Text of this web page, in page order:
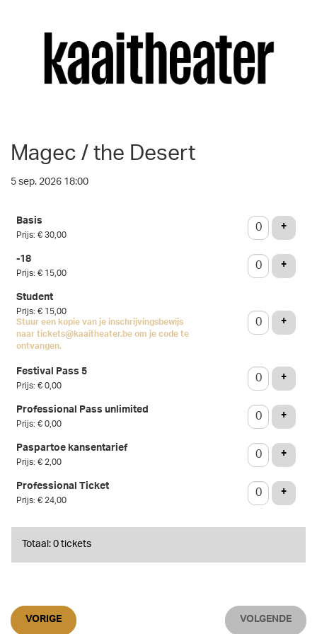
Magec / the Desert
5 sep. 2026 18:00
Basis
Prijs: € 30,00 +
-18
Prijs: € 15,00 +
Student
Prijs: € 15,00
Stuur een kopie van je inschrijvingsbewijs
naar tickets@kaaitheater.be om je code te
ontvangen.
+
Festival Pass 5
Prijs: € 0,00 +
Professional Pass unlimited
Prijs: € 0,00 +
Paspartoe kansentarief
Prijs: € 2,00 +
Professional Ticket
Prijs: € 24,00 +
Totaal: 0 tickets
VOLGENDE
VORIGE